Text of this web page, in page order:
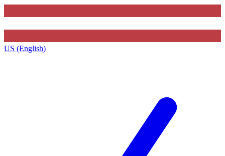
US (English)